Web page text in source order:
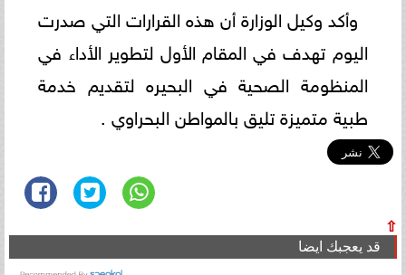
وأكد وكيل الوزارة أن هذه القرارات التي صدرت
اليوم تهدف في المقام الأول لتطوير الأداء في
المنظومة الصحية في البحيره لتقديم خدمة
طبية متميزة تليق بالمواطن البحراوي .
⇧
قد يعجبك ايضا